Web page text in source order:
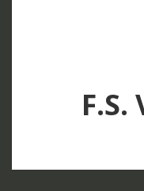
F.S.